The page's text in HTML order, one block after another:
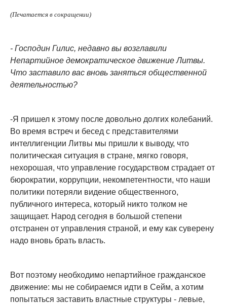
(Печатается в сокращении)
- Господин Гилис, недавно вы возглавили
Непартийное демократическое движение Литвы.
Что заставило вас вновь заняться общественной
деятельностью?
-Я пришел к этому после довольно долгих колебаний.
Во время встреч и бесед с представителями
интеллигенции Литвы мы пришли к выводу, что
политическая ситуация в стране, мягко говоря,
нехорошая, что управление государством страдает от
бюрократии, коррупции, некомпетентности, что наши
политики потеряли видение общественного,
публичного интереса, который никто толком не
защищает. Народ сегодня в большой степени
отстранен от управления страной, и ему как суверену
надо вновь брать власть.
Вот поэтому необходимо непартийное гражданское
движение: мы не собираемся идти в Сейм, а хотим
попытаться заставить властные структуры - левые,